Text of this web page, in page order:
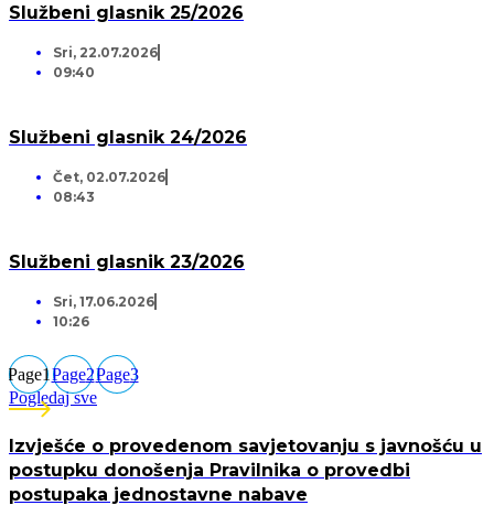
Službeni glasnik 25/2026
Sri, 22.07.2026
09:40
Službeni glasnik 24/2026
Čet, 02.07.2026
08:43
Službeni glasnik 23/2026
Sri, 17.06.2026
10:26
Page1Page2Page3
Pogledaj sve
Izvješće o provedenom savjetovanju s javnošću u
postupku donošenja Pravilnika o provedbi
postupaka jednostavne nabave